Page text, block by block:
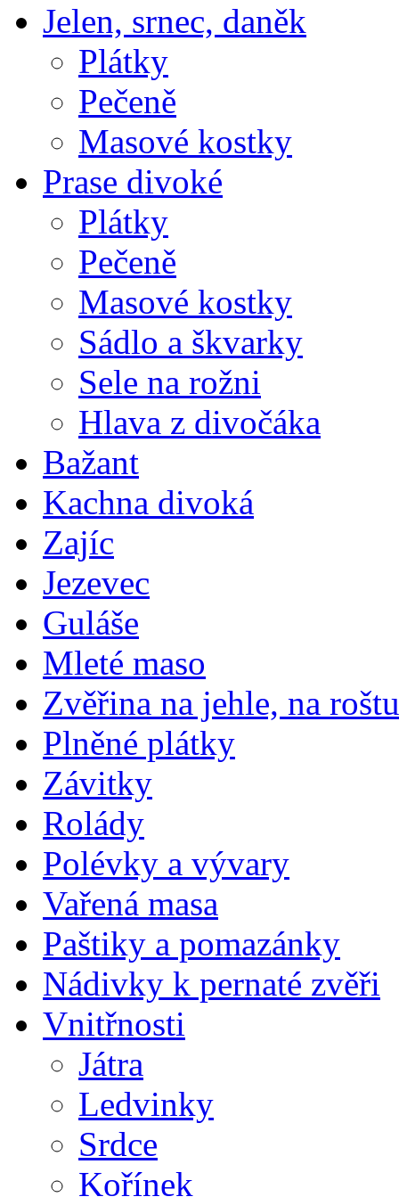
Jelen, srnec, daněk
Plátky
Pečeně
Masové kostky
Prase divoké
Plátky
Pečeně
Masové kostky
Sádlo a škvarky
Sele na rožni
Hlava z divočáka
Bažant
Kachna divoká
Zajíc
Jezevec
Guláše
Mleté maso
Zvěřina na jehle, na roštu
Plněné plátky
Závitky
Rolády
Polévky a vývary
Vařená masa
Paštiky a pomazánky
Nádivky k pernaté zvěři
Vnitřnosti
Játra
Ledvinky
Srdce
Kořínek